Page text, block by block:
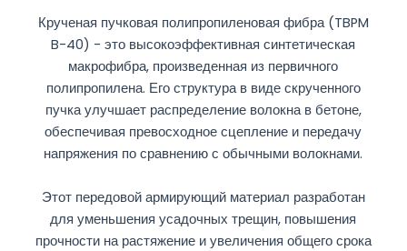
Крученая пучковая полипропиленовая фибра (TBPM
B-40) - это высокоэффективная синтетическая
макрофибра, произведенная из первичного
полипропилена. Его структура в виде скрученного
пучка улучшает распределение волокна в бетоне,
обеспечивая превосходное сцепление и передачу
напряжения по сравнению с обычными волокнами.
Этот передовой армирующий материал разработан
для уменьшения усадочных трещин, повышения
прочности на растяжение и увеличения общего срока